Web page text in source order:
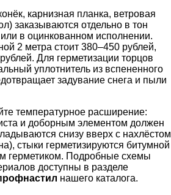
карнизная планка, ветровая
заказываются отдельно в тон
в оцинкованном исполнении.
2 метра стоит 380–450 рублей,
Для герметизации торцов
уплотнитель из вспененного
задувание снега и пыли
температурное расширение:
и доборным элементом должен
снизу вверх с нахлёстом
стыки герметизируются битумной
герметиком. Подробные схемы
доступны в разделе
нашего каталога.